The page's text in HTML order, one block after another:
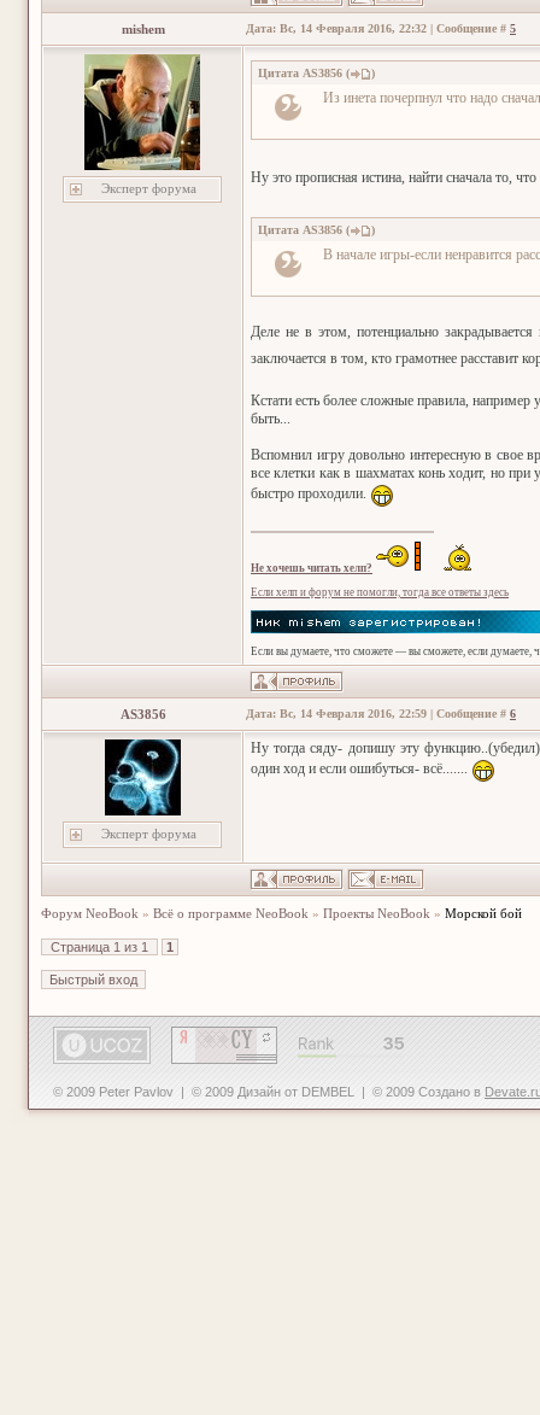
mishem Дата: Вс, 14 Февраля 2016, 22:32 | Сообщение # 5
Эксперт форума
Цитата AS3856 ( )
Из инета почерпнул что надо
Ну это прописная истина, найти сначала то,
Цитата AS3856 ( )
В начале игры-если ненравится
Деле не в этом, потенциально
заключается в том, кто грамотнее расставит
Кстати есть более сложные правила, например
быть...
Вспомнил игру довольно интересную в свое
все клетки как в шахматах конь ходит, но
быстро проходили.
Не хочешь читать хелп?
Если хелп и форум не помогли, тогда все ответы здесь
Если вы думаете, что сможете — вы сможете, если думаете,
AS3856 Дата: Вс, 14 Февраля 2016, 22:59 | Сообщение # 6
Эксперт форума
Ну тогда сяду- допишу эту
один ход и если ошибуться- всё.......
Форум NeoBook » Всё о программе NeoBook » Проекты NeoBook » Морской бой
Страница 1 из 1 1
© 2009 Peter Pavlov | © 2009 Дизайн от DEMBEL | © 2009 Создано в